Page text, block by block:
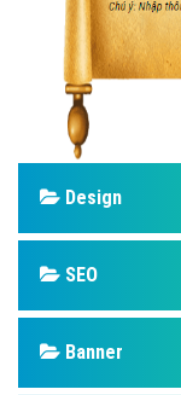
Design
SEO
Banner